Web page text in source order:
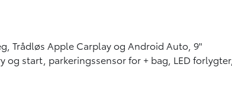
Trådløs Apple Carplay og Android Auto, 9"
start, parkeringssensor for + bag, LED forlygter,